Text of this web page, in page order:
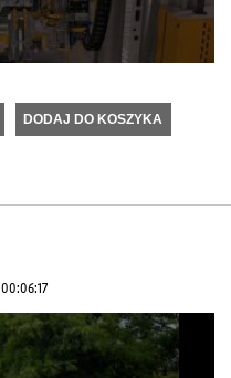
DODAJ DO KOSZYKA
00:06:17